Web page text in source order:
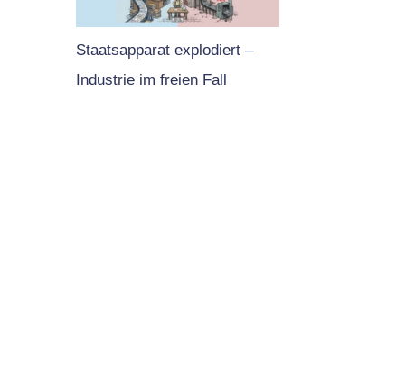
Staatsapparat explodiert –
Industrie im freien Fall